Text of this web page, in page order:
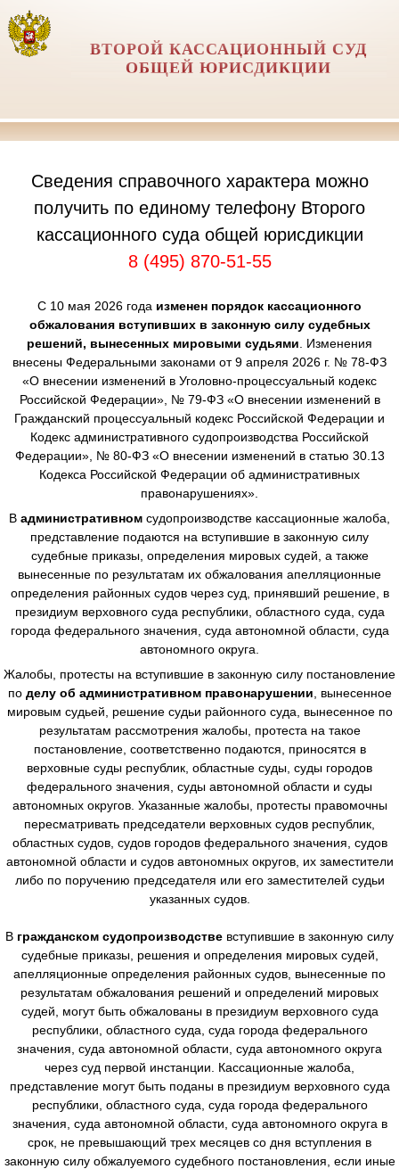
ВТОРОЙ КАССАЦИОННЫЙ СУД
ОБЩЕЙ ЮРИСДИКЦИИ
Сведения справочного характера можно
получить по единому телефону Второго
кассационного суда общей юрисдикции
8 (495) 870-51-55
С 10 мая 2026 года изменен порядок кассационного
обжалования вступивших в законную силу судебных
решений, вынесенных мировыми судьями . Изменения
внесены Федеральными законами от 9 апреля 2026 г. № 78-ФЗ
«О внесении изменений в Уголовно-процессуальный кодекс
Российской Федерации», № 79-ФЗ «О внесении изменений в
Гражданский процессуальный кодекс Российской Федерации и
Кодекс административного судопроизводства Российской
Федерации», № 80-ФЗ «О внесении изменений в статью 30.13
Кодекса Российской Федерации об административных
правонарушениях».
В административном судопроизводстве кассационные жалоба,
представление подаются на вступившие в законную силу
судебные приказы, определения мировых судей, а также
вынесенные по результатам их обжалования апелляционные
определения районных судов через суд, принявший решение, в
президиум верховного суда республики, областного суда, суда
города федерального значения, суда автономной области, суда
автономного округа.
Жалобы, протесты на вступившие в законную силу постановление
по делу об административном правонарушении , вынесенное
мировым судьей, решение судьи районного суда, вынесенное по
результатам рассмотрения жалобы, протеста на такое
постановление, соответственно подаются, приносятся в
верховные суды республик, областные суды, суды городов
федерального значения, суды автономной области и суды
автономных округов. Указанные жалобы, протесты правомочны
пересматривать председатели верховных судов республик,
областных судов, судов городов федерального значения, судов
автономной области и судов автономных округов, их заместители
либо по поручению председателя или его заместителей судьи
указанных судов.
В гражданском судопроизводстве вступившие в законную силу
судебные приказы, решения и определения мировых судей,
апелляционные определения районных судов, вынесенные по
результатам обжалования решений и определений мировых
судей, могут быть обжалованы в президиум верховного суда
республики, областного суда, суда города федерального
значения, суда автономной области, суда автономного округа
через суд первой инстанции. Кассационные жалоба,
представление могут быть поданы в президиум верховного суда
республики, областного суда, суда города федерального
значения, суда автономной области, суда автономного округа в
срок, не превышающий трех месяцев со дня вступления в
законную силу обжалуемого судебного постановления, если иные